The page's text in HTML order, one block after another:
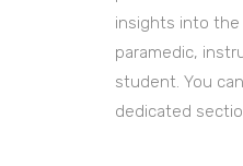
insights into the
paramedic,
student. You
dedicated